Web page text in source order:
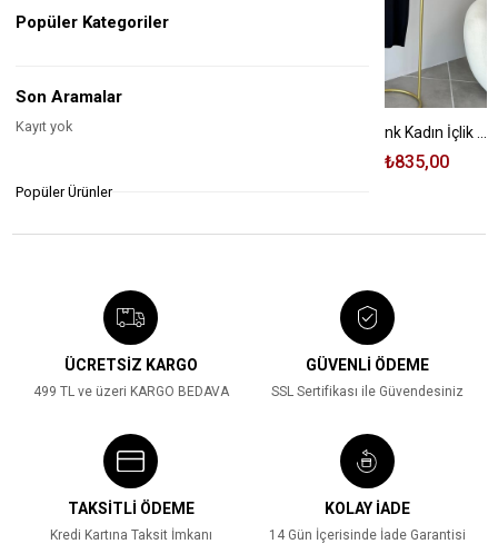
%8 ₺965,00
₺835,00
ÜCRETSİZ KARGO
499 TL ve üzeri KARGO BEDAVA
GÜVENLİ ÖDEME
SSL Sertifikası ile Güvendesiniz
TAKSİTLİ ÖDEME
Kredi Kartına Taksit İmkanı
KOLAY İADE
14 Gün İçerisinde İade Garantisi
Popüler Kategoriler
Son Aramalar
Kayıt yok
Popüler Ürünler